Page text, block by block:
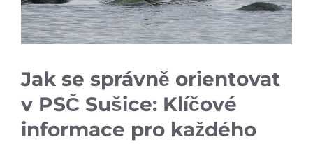
Jak se správně orientovat
v PSČ Sušice: Klíčové
informace pro každého